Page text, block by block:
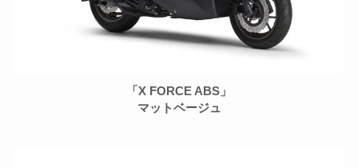
「X FORCE ABS」
マットベージュ